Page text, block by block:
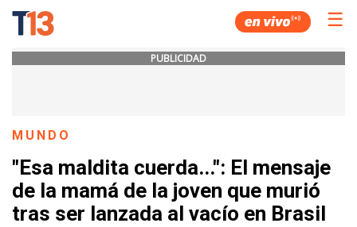
☰
PUBLICIDAD
MUNDO
"Esa maldita cuerda...": El mensaje
de la mamá de la joven que murió
tras ser lanzada al vacío en Brasil